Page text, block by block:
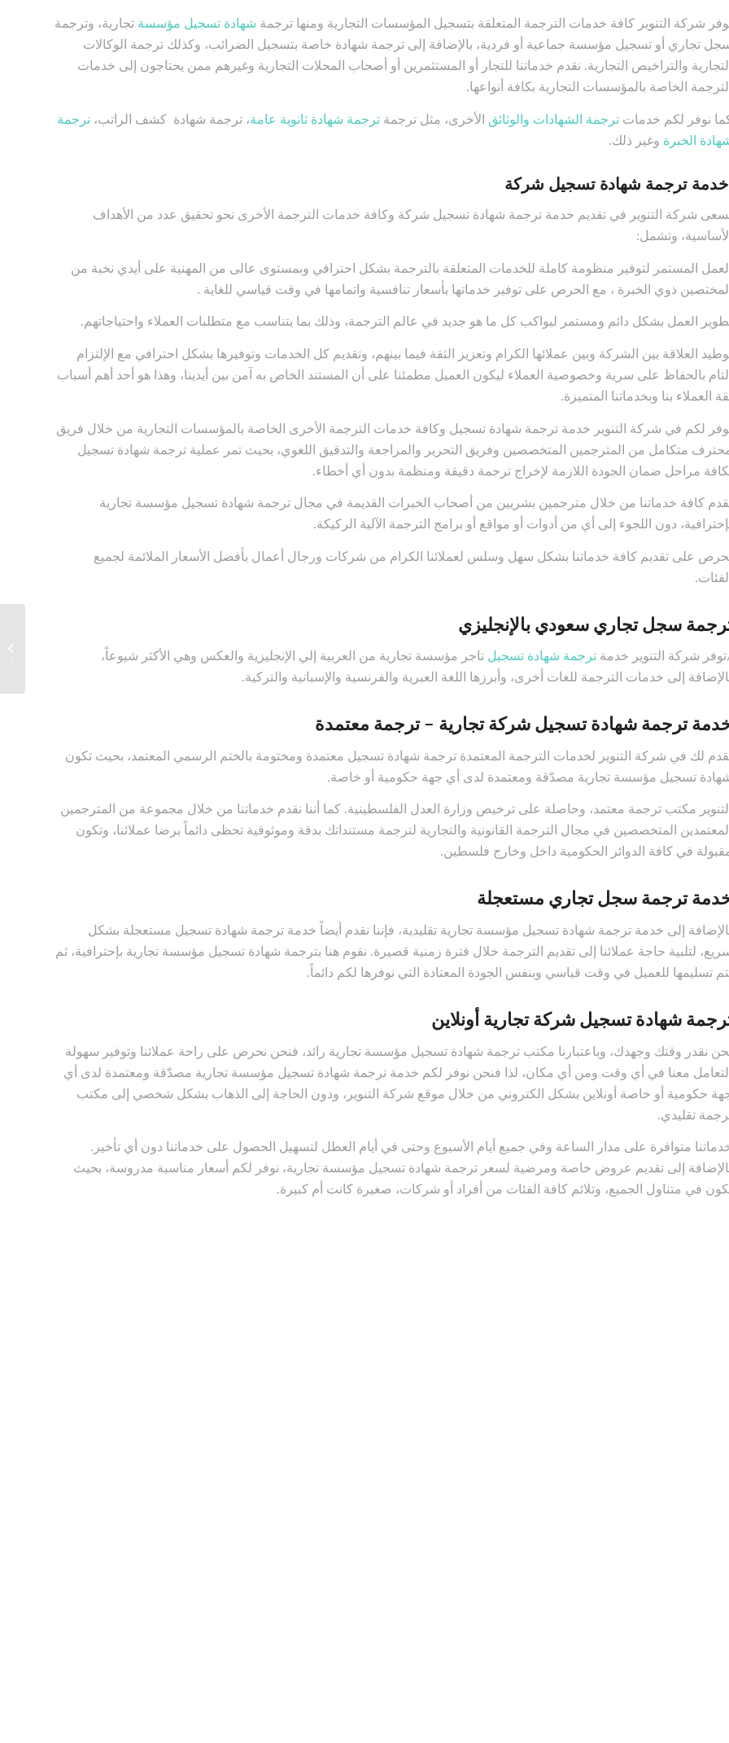
شركة التنوير كافة خدمات الترجمة المتعلقة بتسجيل المؤسسات التجارية ومنها ترجمة شهادة تسجيل مؤسسة تجارية، وترجمة
تجاري أو تسجيل مؤسسة جماعية أو فردية، بالإضافة إلى ترجمة شهادة خاصة بتسجيل الضرائب، وكذلك ترجمة الوكالات
التجارية والتراخيص التجارية. نقدم خدماتنا للتجار أو المستثمرين أو أصحاب المحلات التجارية وغيرهم ممن يحتاجون إلى خدمات
الترجمة الخاصة بالمؤسسات التجارية بكافة أنواعها.
نوفر لكم خدمات ترجمة الشهادات والوثائق الأخرى، مثل ترجمة ترجمة شهادة ثانوية عامة، ترجمة شهادة كشف الراتب، ترجمة
الخبرة وغير ذلك.
خدمة ترجمة شهادة تسجيل شركة
شركة التنوير في تقديم خدمة ترجمة شهادة تسجيل شركة وكافة خدمات الترجمة الأخرى نحو تحقيق عدد من الأهداف
الأساسية، وتشمل:
العمل المستمر لتوفير منظومة كاملة للخدمات المتعلقة بالترجمة بشكل احترافي وبمستوى عالى من المهنية على أيدي نخبة من
المختصين ذوي الخبرة ، مع الحرص على توفير خدماتها بأسعار تنافسية واتمامها في وقت قياسي للغاية .
العمل بشكل دائم ومستمر ليواكب كل ما هو جديد في عالم الترجمة، وذلك بما يتناسب مع متطلبات العملاء واحتياجاتهم.
العلاقة بين الشركة وبين عملائها الكرام وتعزيز الثقة فيما بينهم، وتقديم كل الخدمات وتوفيرها بشكل احترافي مع الإلتزام
التام بالحفاظ على سرية وخصوصية العملاء ليكون العميل مطمئنا على أن المستند الخاص به آمن بين أيدينا، وهذا هو أحد أهم أسباب
العملاء بنا وبخدماتنا المتميزة.
لكم في شركة التنوير خدمة ترجمة شهادة تسجيل وكافة خدمات الترجمة الأخرى الخاصة بالمؤسسات التجارية من خلال فريق
متكامل من المترجمين المتخصصين وفريق التحرير والمراجعة والتدقيق اللغوي، بحيث تمر عملية ترجمة شهادة تسجيل
مراحل ضمان الجودة اللازمة لإخراج ترجمة دقيقة ومنظمة بدون أي أخطاء.
كافة خدماتنا من خلال مترجمين بشريين من أصحاب الخبرات القديمة في مجال ترجمة شهادة تسجيل مؤسسة تجارية
دون اللجوء إلى أي من أدوات أو مواقع أو برامج الترجمة الآلية الركيكة.
على تقديم كافة خدماتنا بشكل سهل وسلس لعملائنا الكرام من شركات ورجال أعمال بأفضل الأسعار الملائمة لجميع
الفئات.
سجل تجاري سعودي بالإنجليزي
شركة التنوير خدمة ترجمة شهادة تسجيل تاجر مؤسسة تجارية من العربية إلي الإنجليزية والعكس وهي الأكثر شيوعاً،
إلى خدمات الترجمة للغات أخرى، وأبرزها اللغة العبرية والفرنسية والإسبانية والتركية.
ترجمة شهادة تسجيل شركة تجارية – ترجمة معتمدة
لك في شركة التنوير لخدمات الترجمة المعتمدة ترجمة شهادة تسجيل معتمدة ومختومة بالختم الرسمي المعتمد، بحيث تكون
تسجيل مؤسسة تجارية مصدّقة ومعتمدة لدى أي جهة حكومية أو خاصة.
التنوير مكتب ترجمة معتمد، وحاصلة على ترخيص وزارة العدل الفلسطينية. كما أننا نقدم خدماتنا من خلال مجموعة من المترجمين
المعتمدين المتخصصين في مجال الترجمة القانونية والتجارية لترجمة مستنداتك بدقة وموثوقية تحظى دائماً برضا عملائنا، وتكون
في كافة الدوائر الحكومية داخل وخارج فلسطين.
ترجمة سجل تجاري مستعجلة
إلى خدمة ترجمة شهادة تسجيل مؤسسة تجارية تقليدية، فإننا نقدم أيضاً خدمة ترجمة شهادة تسجيل مستعجلة بشكل
لتلبية حاجة عملائنا إلى تقديم الترجمة خلال فترة زمنية قصيرة. نقوم هنا بترجمة شهادة تسجيل مؤسسة تجارية بإحترافية، ثم
تسليمها للعميل في وقت قياسي وبنفس الجودة المعتادة التي نوفرها لكم دائماً.
شهادة تسجيل شركة تجارية أونلاين
نقدر وقتك وجهدك، وباعتبارنا مكتب ترجمة شهادة تسجيل مؤسسة تجارية رائد، فنحن نحرص على راحة عملائنا وتوفير سهولة
التعامل معنا في أي وقت ومن أي مكان، لذا فنحن نوفر لكم خدمة ترجمة شهادة تسجيل مؤسسة تجارية مصدّقة ومعتمدة لدى أي
حكومية أو خاصة أونلاين بشكل الكتروني من خلال موقع شركة التنوير، ودون الحاجة إلى الذهاب بشكل شخصي إلى مكتب
تقليدي.
متوافرة على مدار الساعة وفي جميع أيام الأسبوع وحتى في أيام العطل لتسهيل الحصول على خدماتنا دون أي تأخير.
إلى تقديم عروض خاصة ومرضية لسعر ترجمة شهادة تسجيل مؤسسة تجارية، نوفر لكم أسعار مناسبة مدروسة، بحيث
في متناول الجميع، وتلائم كافة الفئات من أفراد أو شركات، صغيرة كانت أم كبيرة.